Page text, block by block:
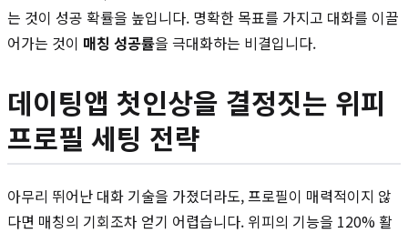
는 것이 성공 확률을 높입니다. 명확한 목표를 가지고 대화를 이끌
어가는 것이 매칭 성공률을 극대화하는 비결입니다.
데이팅앱 첫인상을 결정짓는 위피
프로필 세팅 전략
아무리 뛰어난 대화 기술을 가졌더라도, 프로필이 매력적이지 않
다면 매칭의 기회조차 얻기 어렵습니다. 위피의 기능을 120% 활